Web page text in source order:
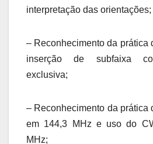
interpretação das orientações;
– Reconhecimento da prática
inserção de subfaixa
exclusiva;
– Reconhecimento da prática
em 144,3 MHz e uso do
MHz;